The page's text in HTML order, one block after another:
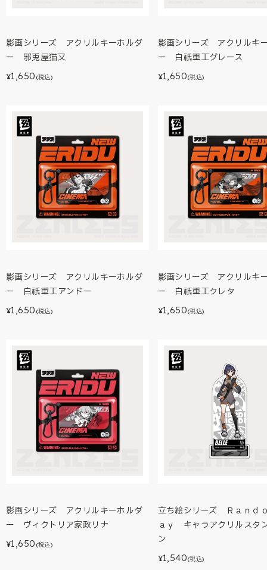
影画シリーズ アクリルキーホルダ
ー 邪兎屋猫又
¥1,650 (税込)
影画シリーズ アクリルキ
ー 白祇重工グレース
¥1,650(税込)
影画シリーズ アクリルキーホルダ
ー 白祇重工アンドー
¥1,650 (税込)
影画シリーズ アクリルキ
ー 白祇重工クレタ
¥1,650(税込)
影画シリーズ アクリルキーホルダ
ー ヴィクトリア家政リナ
¥1,650 (税込)
立ち絵シリーズ Ｒａｎｄ
ａｙ キャラアクリルス
ン
¥1,540(税込)